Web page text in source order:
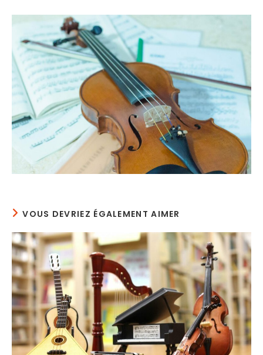
VOUS DEVRIEZ ÉGALEMENT AIMER